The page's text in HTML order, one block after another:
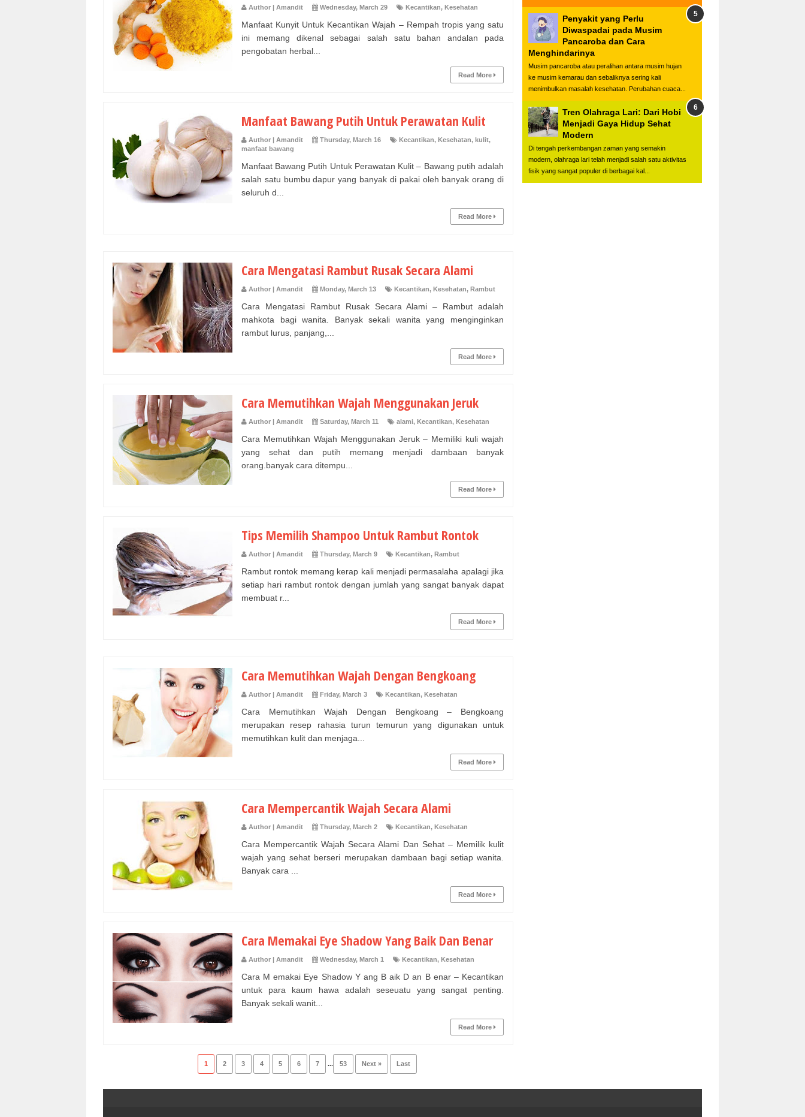
Author | Amandit Wednesday, March 29 Kecantikan, Kesehatan
Manfaat Kunyit Untuk Kecantikan Wajah – Rempah tropis yang satu
ini memang dikenal sebagai salah satu bahan andalan pada
pengobatan herbal...
Read More
Manfaat Bawang Putih Untuk Perawatan Kulit
Author | Amandit Thursday, March 16 Kecantikan, Kesehatan, kulit,
manfaat bawang
Manfaat Bawang Putih Untuk Perawatan Kulit – Bawang putih adalah
salah satu bumbu dapur yang banyak di pakai oleh banyak orang di
seluruh d...
Read More
Cara Mengatasi Rambut Rusak Secara Alami
Author | Amandit Monday, March 13 Kecantikan, Kesehatan, Rambut
Cara Mengatasi Rambut Rusak Secara Alami – Rambut adalah
mahkota bagi wanita. Banyak sekali wanita yang menginginkan
rambut lurus, panjang,...
Read More
Cara Memutihkan Wajah Menggunakan Jeruk
Author | Amandit Saturday, March 11 alami, Kecantikan, Kesehatan
Cara Memutihkan Wajah Menggunakan Jeruk – Memiliki kuli wajah
yang sehat dan putih memang menjadi dambaan banyak
orang.banyak cara ditempu...
Read More
Tips Memilih Shampoo Untuk Rambut Rontok
Author | Amandit Thursday, March 9 Kecantikan, Rambut
Rambut rontok memang kerap kali menjadi permasalaha apalagi jika
setiap hari rambut rontok dengan jumlah yang sangat banyak dapat
membuat r...
Read More
Cara Memutihkan Wajah Dengan Bengkoang
Author | Amandit Friday, March 3 Kecantikan, Kesehatan
Cara Memutihkan Wajah Dengan Bengkoang – Bengkoang
merupakan resep rahasia turun temurun yang digunakan untuk
memutihkan kulit dan menjaga...
Read More
Cara Mempercantik Wajah Secara Alami
Author | Amandit Thursday, March 2 Kecantikan, Kesehatan
Cara Mempercantik Wajah Secara Alami Dan Sehat – Memilik kulit
wajah yang sehat berseri merupakan dambaan bagi setiap wanita.
Banyak cara ...
Read More
Cara Memakai Eye Shadow Yang Baik Dan Benar
Author | Amandit Wednesday, March 1 Kecantikan, Kesehatan
Cara M emakai Eye Shadow Y ang B aik D an B enar – Kecantikan
untuk para kaum hawa adalah seseuatu yang sangat penting.
Banyak sekali wanit...
Read More
1 2 3 4 5 6 7 ... 53 Next » Last
Penyakit yang Perlu
Diwaspadai pada Musim
Pancaroba dan Cara
Menghindarinya
Musim pancaroba atau peralihan antara musim hujan
ke musim kemarau dan sebaliknya sering kali
menimbulkan masalah kesehatan. Perubahan cuaca...
Tren Olahraga Lari: Dari Hobi
Menjadi Gaya Hidup Sehat
Modern
Di tengah perkembangan zaman yang semakin
modern, olahraga lari telah menjadi salah satu aktivitas
fisik yang sangat populer di berbagai kal...